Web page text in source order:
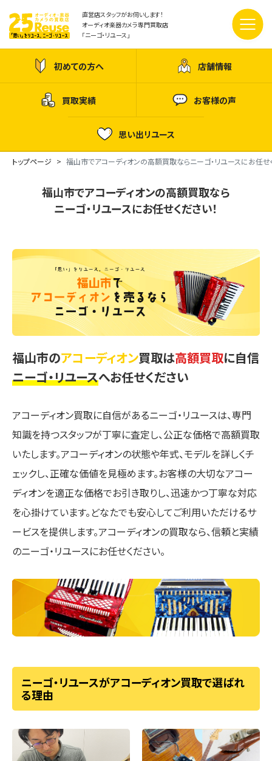
直営店スタッフがお伺いします！
オーディオ楽器カメラ専門買取店
「ニーゴ・リユース」
初めての方へ 店舗情報
買取実績 お客様の声
思い出リユース
トップページ 福山市でアコーディオンの高額買取ならニーゴ・リユースにお任せ
福山市でアコーディオンの高額買取なら
ニーゴ・リユースにお任せください！
福山市のアコーディオン買取は高額買取に自信
ニーゴ・リユースへお任せください
アコーディオン買取に自信があるニーゴ・リユースは、専門
知識を持つスタッフが丁寧に査定し、公正な価格で高額買取
いたします。アコーディオンの状態や年式、モデルを詳しくチ
ェックし、正確な価値を見極めます。お客様の大切なアコー
ディオンを適正な価格でお引き取りし、迅速かつ丁寧な対応
を心掛けています。どなたでも安心してご利用いただけるサ
ービスを提供します。アコーディオンの買取なら、信頼と実績
のニーゴ・リユースにお任せください。
ニーゴ・リユースがアコーディオン買取で選ばれ
る理由